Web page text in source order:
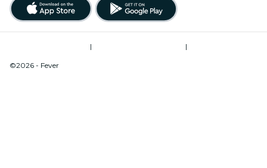
|
|
©2026 - Fever